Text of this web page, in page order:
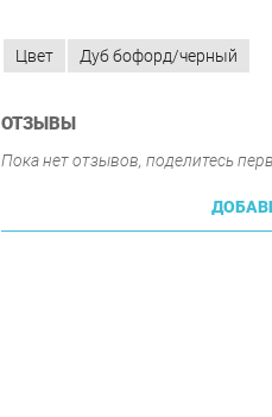
Цвет Дуб бофорд/черный
ОТЗЫВЫ
Пока нет отзывов, поделитесь